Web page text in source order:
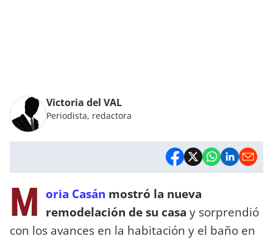
Victoria del VAL
Periodista, redactora
M oria Casán mostró la nueva
remodelación de su casa y sorprendió
con los avances en la habitación y el baño en